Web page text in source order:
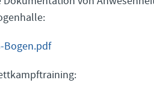
Bogen.pdf